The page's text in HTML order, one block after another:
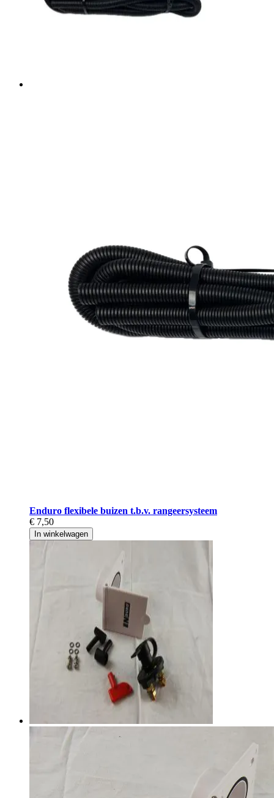
Enduro flexibele buizen t.b.v. rangeersysteem
€ 7,50
In winkelwagen